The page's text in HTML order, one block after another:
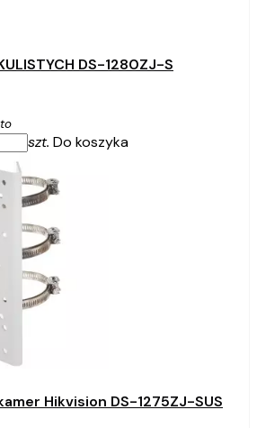
DS-1280ZJ-S
szt. Do koszyka
Hikvision DS-1275ZJ-SUS